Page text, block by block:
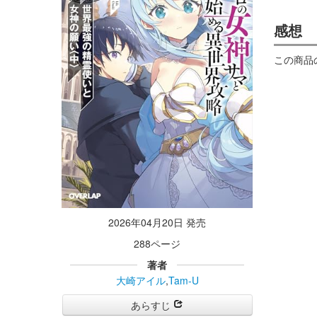
2026年04月20日 発売
288ページ
著者
大崎アイル,Tam-U
あらすじ
感想
この商品